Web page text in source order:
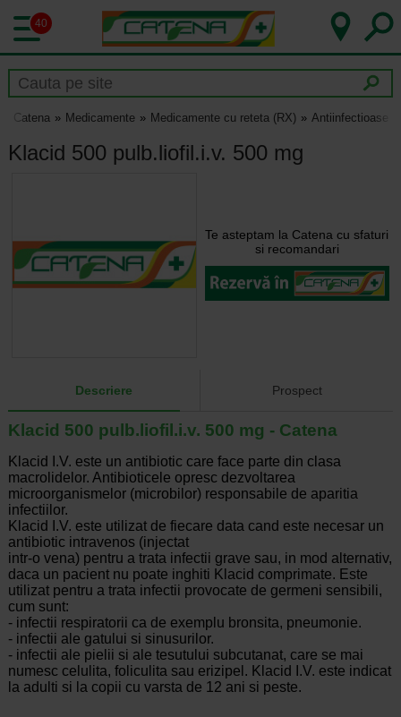
40
Catena Medicamente Medicamente cu reteta (RX) Antiinfectioase
Klacid 500 pulb.liofil.i.v. 500 mg
Te asteptam la Catena cu sfaturi
si recomandari
Descriere Prospect
Klacid 500 pulb.liofil.i.v. 500 mg - Catena
Klacid I.V. este un antibiotic care face parte din clasa
macrolidelor. Antibioticele opresc dezvoltarea
microorganismelor (microbilor) responsabile de aparitia
infectiilor.
Klacid I.V. este utilizat de fiecare data cand este necesar un
antibiotic intravenos (injectat
intr-o vena) pentru a trata infectii grave sau, in mod alternativ,
daca un pacient nu poate inghiti Klacid comprimate. Este
utilizat pentru a trata infectii provocate de germeni sensibili,
cum sunt:
- infectii respiratorii ca de exemplu bronsita, pneumonie.
- infectii ale gatului si sinusurilor.
- infectii ale pielii si ale tesutului subcutanat, care se mai
numesc celulita, foliculita sau erizipel. Klacid I.V. este indicat
la adulti si la copii cu varsta de 12 ani si peste.